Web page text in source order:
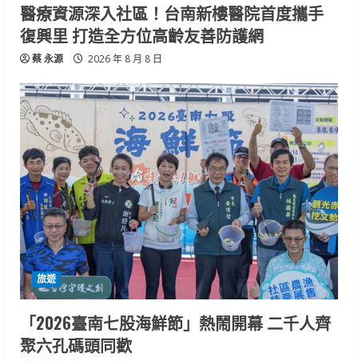
醫療資源深入社區！台南新樓醫院首度攜手
復興里 打造全方位高齡友善防護網
蔡 永源 2026 年 8 月 8 日
旅遊
「2026臺南七股海鮮節」熱鬧開幕 二千人齊
聚六孔碼頭同歡